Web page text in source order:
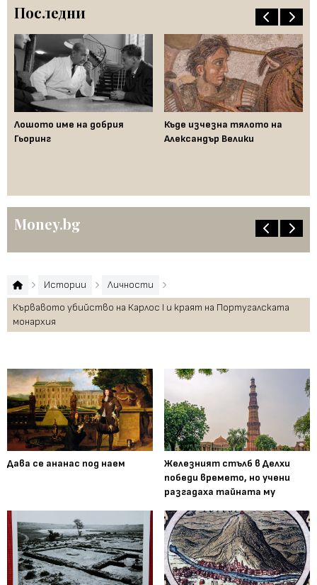
Последни
Лошото име на добрия
Гьоринг
Къде изчезна тялото на
Александър Велики
Money.bg
Истории
Личности
Кървавото убийство на Карлос I и краят на Португалската
монархия
Дава се ананас под наем
Железният стълб в Делхи
победи времето, но учени
разгадаха тайната му